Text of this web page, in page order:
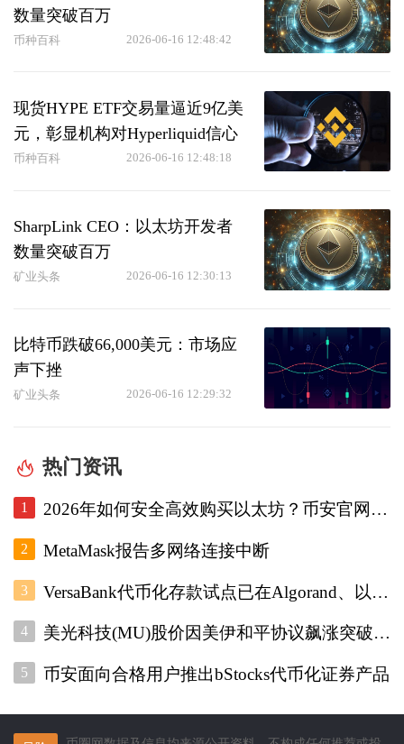
数量突破百万
币种百科 2026-06-16 12:48:42
现货HYPE ETF交易量逼近9亿美
元，彰显机构对Hyperliquid信心
币种百科 2026-06-16 12:48:18
SharpLink CEO：以太坊开发者
数量突破百万
矿业头条 2026-06-16 12:30:13
比特币跌破66,000美元：市场应
声下挫
矿业头条 2026-06-16 12:29:32
热门资讯
1 2026年如何安全高效购买以太坊？币安官网注册+欧易入口双平台对比指南
2 MetaMask报告多网络连接中断
3 VersaBank代币化存款试点已在Algorand、以太坊和Stellar上运行
4 美光科技(MU)股价因美伊和平协议飙涨突破1000美元
5 币安面向合格用户推出bStocks代币化证券产品